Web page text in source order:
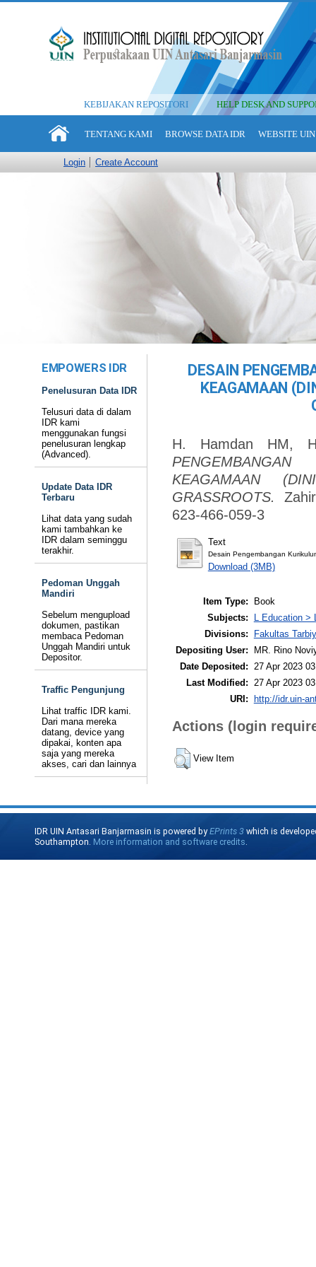
KEBIJAKAN REPOSITORI HELP DESK AND
TENTANG KAMI BROWSE DATA IDR WEBSITE
Login Create Account
EMPOWERS IDR
Penelusuran Data IDR
Telusuri data di dalam
IDR kami
menggunakan fungsi
penelusuran lengkap
(Advanced).
Update Data IDR
Terbaru
Lihat data yang sudah
kami tambahkan ke
IDR dalam seminggu
terakhir.
Pedoman Unggah
Mandiri
Sebelum mengupload
dokumen, pastikan
membaca Pedoman
Unggah Mandiri untuk
Depositor.
Traffic Pengunjung
Lihat traffic IDR kami.
Dari mana mereka
datang, device yang
dipakai, konten apa
saja yang mereka
akses, cari dan lainnya
DESAIN
KEAGAMAAN
H. Hamdan HM,
KEAGAMAAN
GRASSROOTS.
623-466-059-3
Text
Desain Pengembangan
Download (3MB)
Item Type:
Book
Subjects:
L Education
Divisions:
Fakultas
Depositing User:
MR. Rino
Date Deposited:
27 Apr 2023
Last Modified:
27 Apr 2023
URI:
http://idr.uin-
Actions (login
View Item
IDR UIN Antasari Banjarmasin is powered byEPrints 3 which is
Southampton. More information and software credits.